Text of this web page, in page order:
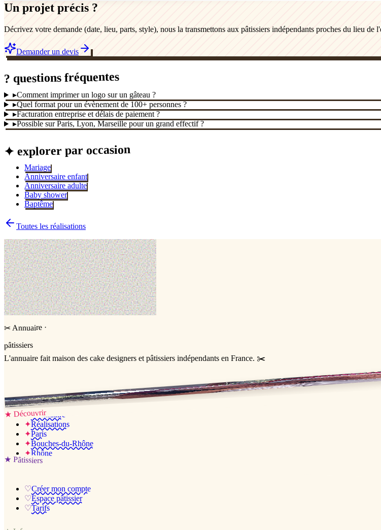
Un projet précis ?
Décrivez votre demande (date, lieu, parts, style), nous la transmettons aux pâtissiers indépendants proches du lieu de
Demander un devis
? questions fréquentes
▸Comment imprimer un logo sur un gâteau ?
▸Quel format pour un évènement de 100+ personnes ?
▸Facturation entreprise et délais de paiement ?
▸Possible sur Paris, Lyon, Marseille pour un grand effectif ?
✦ explorer par occasion
Mariage
Anniversaire enfant
Anniversaire adulte
Baby shower
Baptême
Toutes les réalisations
✂ Annuaire ·
pâtissiers
L'annuaire fait maison des cake designers et pâtissiers indépendants en France. ✂️
Jessica & Jérémy ♡
★Découvrir
✦L’annuaire
✦Réalisations
✦Paris
✦Bouches-du-Rhône
✦Rhône
★Pâtissiers
♡Créer mon compte
♡Espace pâtissier
♡Tarifs